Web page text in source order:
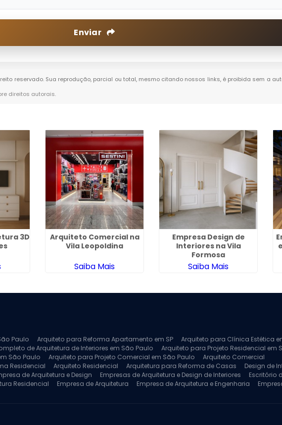
Enviar
reservado. Sua reprodução, parcial ou total, mesmo citando nossos links, é proibida sem a
direitos autorais.
3D
Arquiteto Comercial na
Vila Leopoldina
Saiba Mais
Empresa Design de
Interiores na Vila
Formosa
Saiba Mais
Paulo Arquiteto para Reforma Apartamento em SP
Arquiteto para Clínica Estética
de Arquitetura de Interiores em São Paulo
Arquiteto para Projeto Residencial em
São Paulo Arquiteto para Projeto Comercial em São Paulo
Arquiteto Comercial
Residencial Arquiteto Residencial Arquitetura para Reforma de Casas
Design de
de Arquitetura e Design Empresas de Arquitetura e Design de Interiores
Escritório
Residencial Empresa de Arquitetura Empresa de Arquitetura e Engenharia